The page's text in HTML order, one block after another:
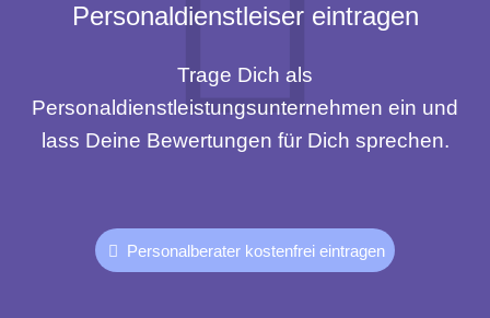
Personaldienstleiser eintragen
Trage Dich als
Personaldienstleistungsunternehmen ein und
lass Deine Bewertungen für Dich sprechen.
Personalberater kostenfrei eintragen